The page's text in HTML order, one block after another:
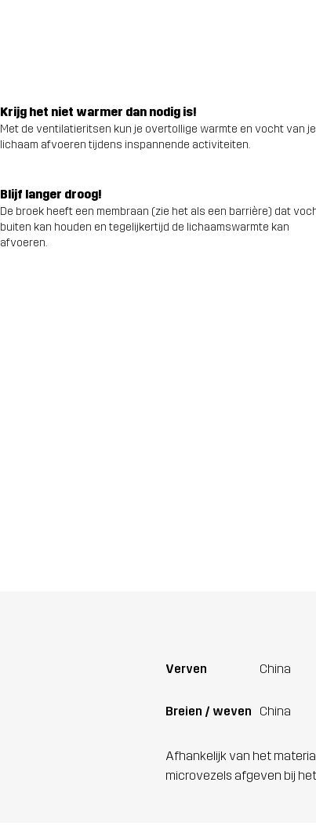
Krijg het niet warmer dan nodig is!
Met de ventilatieritsen kun je overtollige warmte en vocht van je
lichaam afvoeren tijdens inspannende activiteiten.
Blijf langer droog!
De broek heeft een membraan (zie het als een barrière) dat
buiten kan houden en tegelijkertijd de lichaamswarmte kan
afvoeren.
Verven China
Breien / weven China
Afhankelijk van het
microvezels afgeven bij